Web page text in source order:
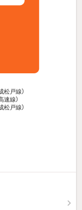
松戸線）
速線）
松戸線）